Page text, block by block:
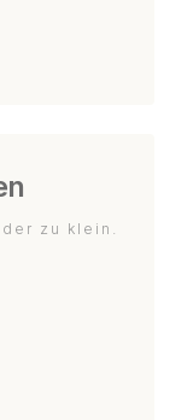
zu klein.